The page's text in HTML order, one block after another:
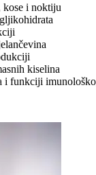
kose i noktiju
kiselina
i funkciji